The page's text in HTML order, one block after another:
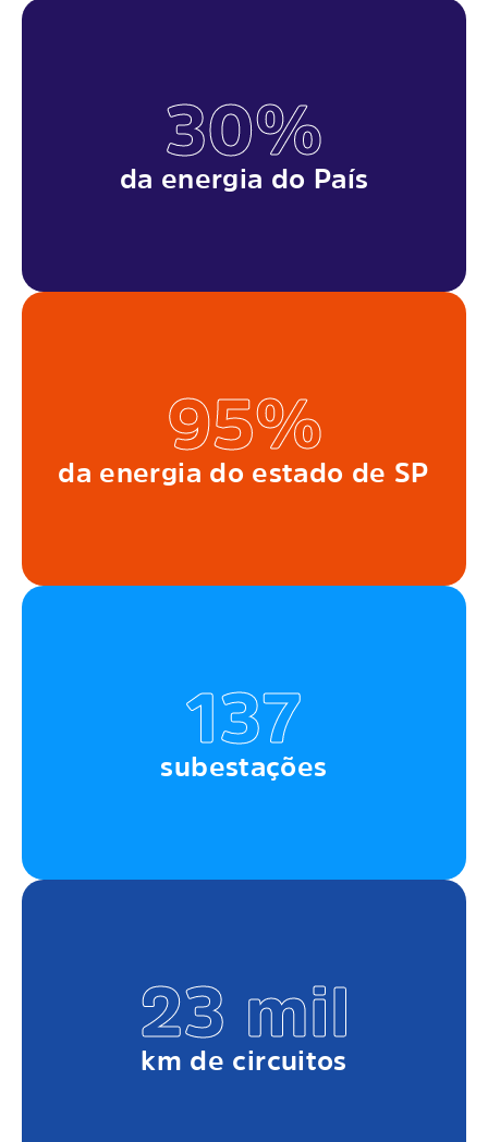
30%
da energia do País
95%
da energia do estado de SP
137
subestações
23 mil
km de circuitos